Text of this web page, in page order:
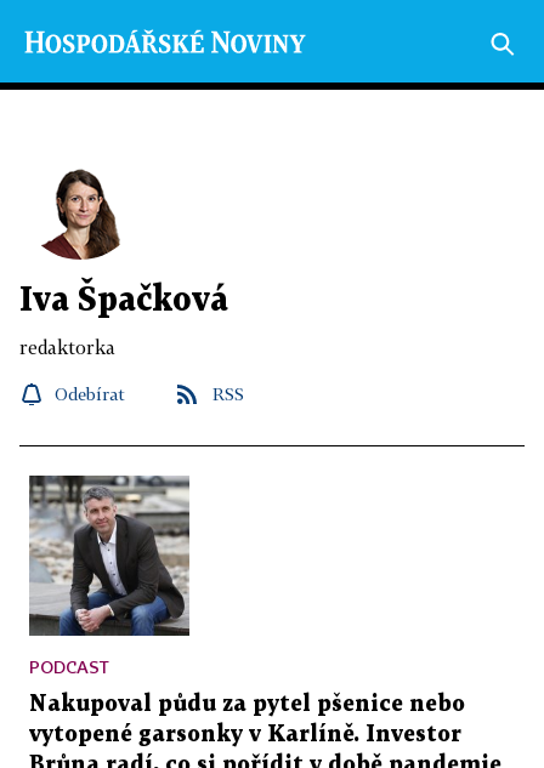
Iva Špačková
redaktorka
Odebírat RSS
PODCAST
Nakupoval půdu za pytel pšenice nebo
vytopené garsonky v Karlíně. Investor